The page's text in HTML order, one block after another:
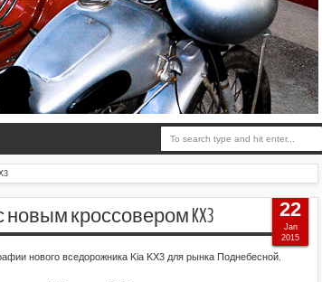
кроссовером KX3
нового вседорожника Kia KX3 для рынка Поднебесной.
22
Jan
2015